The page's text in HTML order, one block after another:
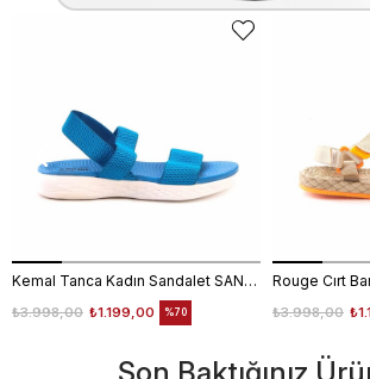
Kemal Tanca Kadın Sandalet SANDALET
₺1.199,00
₺3.998,00 %70 ₺3.998,00
Son Baktığınız